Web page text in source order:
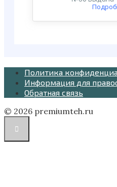
Политика
Информация для
Обратная связь
© 2026 premiumteh.ru